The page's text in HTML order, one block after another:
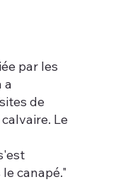
par les
a
de
Le
canapé."